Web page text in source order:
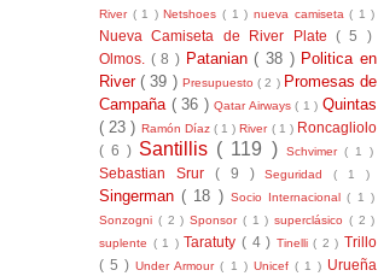
River ( 1 )Netshoes( 1 ) nueva camiseta( 1 )
Nueva Camiseta de River Plate ( 5 )
Olmos. ( 8 ) Patanian( 38 ) Politica en
River( 39 ) Presupuesto( 2 ) Promesas de
Campaña ( 36 )Qatar Airways( 1 )Quintas
( 23 ) Ramón Díaz ( 1 )River ( 1 ) Roncagliolo
( 6 ) Santillis ( 119 ) Schvimer ( 1 )
Sebastian Srur ( 9 )Seguridad( 1 )
Singerman( 18 ) Socio Internacional( 1 )
Sonzogni ( 2 ) Sponsor ( 1 ) superclásico ( 2 )
suplente ( 1 ) Taratuty ( 4 ) Tinelli( 2 ) Trillo
( 5 )Under Armour( 1 ) Unicef ( 1 ) Urueña